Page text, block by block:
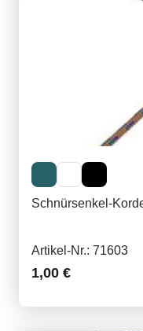
Schnürsenkel-
Artikel-Nr.: 71603
1,00 €